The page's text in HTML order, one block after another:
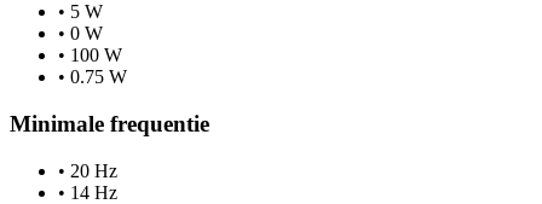
• 5 W
• 0 W
• 100 W
• 0.75 W
Minimale frequentie
• 20 Hz
• 14 Hz